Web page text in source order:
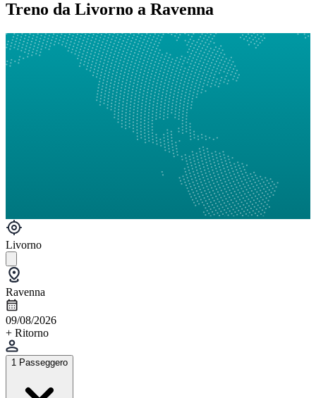
Treno da Livorno a Ravenna
Livorno
Ravenna
09/08/2026
+ Ritorno
1 Passeggero